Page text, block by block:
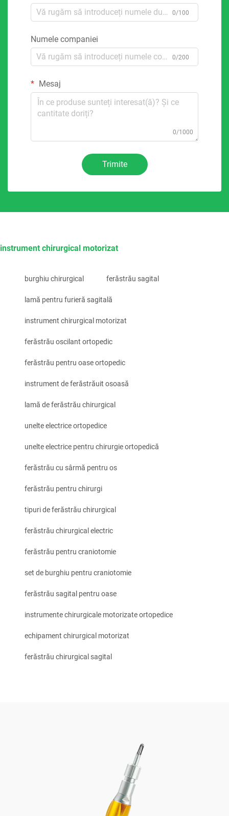
0/100
Numele companiei
0/200
Mesaj
0/1000
Trimite
instrument chirurgical motorizat
burghiu chirurgical ferăstrău sagital
lamă pentru furieră sagitală
instrument chirurgical motorizat
ferăstrău oscilant ortopedic
ferăstrău pentru oase ortopedic
instrument de ferăstrăuit osoasă
lamă de ferăstrău chirurgical
unelte electrice ortopedice
unelte electrice pentru chirurgie ortopedică
ferăstrău cu sârmă pentru os
ferăstrău pentru chirurgi
tipuri de ferăstrău chirurgical
ferăstrău chirurgical electric
ferăstrău pentru craniotomie
set de burghiu pentru craniotomie
ferăstrău sagital pentru oase
instrumente chirurgicale motorizate ortopedice
echipament chirurgical motorizat
ferăstrău chirurgical sagital